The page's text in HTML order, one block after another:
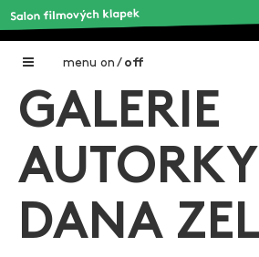
menu on / off
Home
Galerie filmových klapek
Autoři filmových klapek
GALERIE
DANA